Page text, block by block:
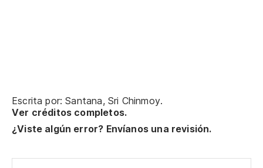
Escrita por: Santana, Sri Chinmoy.
Ver créditos completos.
¿Viste algún error? Envíanos una revisión.